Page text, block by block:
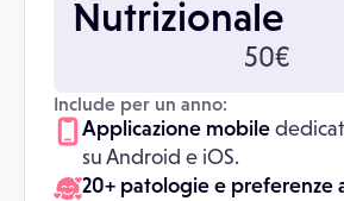
Nutrizionale
50€
Include per un anno:
Applicazione mobile
su Android e iOS.
20+ patologie e preferenze